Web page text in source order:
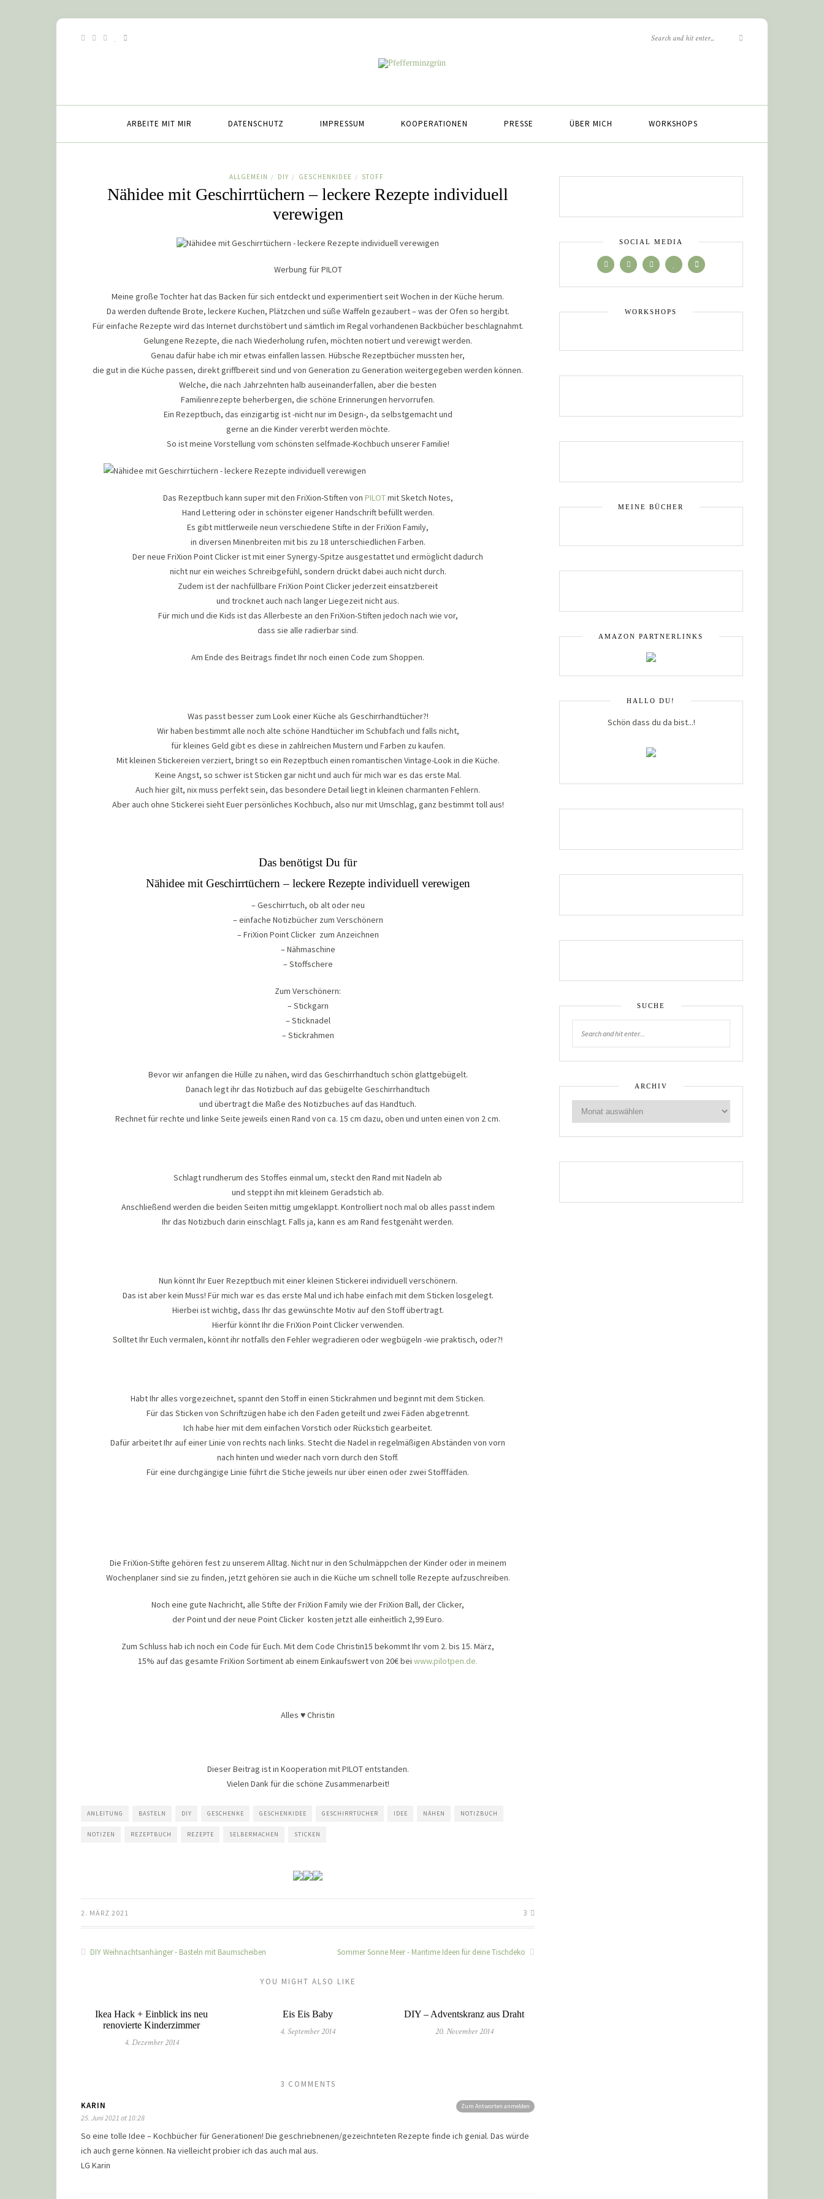
ARBEITE MIT MIR DATENSCHUTZ IMPRESSUM KOOPERATIONEN PRESSE ÜBER MICH WORKSHOPS
ALLGEMEIN / DIY / GESCHENKIDEE / STOFF
Nähidee mit Geschirrtüchern – leckere Rezepte individuell
verewigen
Werbung für PILOT
Meine große Tochter hat das Backen für sich entdeckt und experimentiert seit Wochen in der Küche herum.
Da werden duftende Brote, leckere Kuchen, Plätzchen und süße Waffeln gezaubert – was der Ofen so hergibt.
Für einfache Rezepte wird das Internet durchstöbert und sämtlich im Regal vorhandenen Backbücher beschlagnahmt.
Gelungene Rezepte, die nach Wiederholung rufen, möchten notiert und verewigt werden.
Genau dafür habe ich mir etwas einfallen lassen. Hübsche Rezeptbücher mussten her,
die gut in die Küche passen, direkt griffbereit sind und von Generation zu Generation weitergegeben werden können.
Welche, die nach Jahrzehnten halb auseinanderfallen, aber die besten
Familienrezepte beherbergen, die schöne Erinnerungen hervorrufen.
Ein Rezeptbuch, das einzigartig ist -nicht nur im Design-, da selbstgemacht und
gerne an die Kinder vererbt werden möchte.
So ist meine Vorstellung vom schönsten selfmade-Kochbuch unserer Familie!
Das Rezeptbuch kann super mit den FriXion-Stiften von PILOTmit Sketch Notes,
Hand Lettering oder in schönster eigener Handschrift befüllt werden.
Es gibt mittlerweile neun verschiedene Stifte in der FriXion Family,
in diversen Minenbreiten mit bis zu 18 unterschiedlichen Farben.
Der neue FriXion Point Clicker ist mit einer Synergy-Spitze ausgestattet und ermöglicht dadurch
nicht nur ein weiches Schreibgefühl, sondern drückt dabei auch nicht durch.
Zudem ist der nachfüllbare FriXion Point Clicker jederzeit einsatzbereit
und trocknet auch nach langer Liegezeit nicht aus.
Für mich und die Kids ist das Allerbeste an den FriXion-Stiften jedoch nach wie vor,
dass sie alle radierbar sind.
Am Ende des Beitrags findet Ihr noch einen Code zum Shoppen.
Was passt besser zum Look einer Küche als Geschirrhandtücher?!
Wir haben bestimmt alle noch alte schöne Handtücher im Schubfach und falls nicht,
für kleines Geld gibt es diese in zahlreichen Mustern und Farben zu kaufen.
Mit kleinen Stickereien verziert, bringt so ein Rezeptbuch einen romantischen Vintage-Look in die Küche.
Keine Angst, so schwer ist Sticken gar nicht und auch für mich war es das erste Mal.
Auch hier gilt, nix muss perfekt sein, das besondere Detail liegt in kleinen charmanten Fehlern.
Aber auch ohne Stickerei sieht Euer persönliches Kochbuch, also nur mit Umschlag, ganz bestimmt toll aus!
Das benötigst Du für
Nähidee mit Geschirrtüchern – leckere Rezepte individuell verewigen
– Geschirrtuch, ob alt oder neu
– einfache Notizbücher zum Verschönern
– FriXion Point Clicker zum Anzeichnen
– Nähmaschine
– Stoffschere
Zum Verschönern:
– Stickgarn
– Sticknadel
– Stickrahmen
Bevor wir anfangen die Hülle zu nähen, wird das Geschirrhandtuch schön glattgebügelt.
Danach legt ihr das Notizbuch auf das gebügelte Geschirrhandtuch
und übertragt die Maße des Notizbuches auf das Handtuch.
Rechnet für rechte und linke Seite jeweils einen Rand von ca. 15 cm dazu, oben und unten einen von 2 cm.
Schlagt rundherum des Stoffes einmal um, steckt den Rand mit Nadeln ab
und steppt ihn mit kleinem Geradstich ab.
Anschließend werden die beiden Seiten mittig umgeklappt. Kontrolliert noch mal ob alles passt indem
Ihr das Notizbuch darin einschlagt. Falls ja, kann es am Rand festgenäht werden.
Nun könnt Ihr Euer Rezeptbuch mit einer kleinen Stickerei individuell verschönern.
Das ist aber kein Muss! Für mich war es das erste Mal und ich habe einfach mit dem Sticken losgelegt.
Hierbei ist wichtig, dass Ihr das gewünschte Motiv auf den Stoff übertragt.
Hierfür könnt Ihr die FriXion Point Clicker verwenden.
Solltet Ihr Euch vermalen, könnt ihr notfalls den Fehler wegradieren oder wegbügeln -wie praktisch, oder?!
Habt Ihr alles vorgezeichnet, spannt den Stoff in einen Stickrahmen und beginnt mit dem Sticken.
Für das Sticken von Schriftzügen habe ich den Faden geteilt und zwei Fäden abgetrennt.
Ich habe hier mit dem einfachen Vorstich oder Rückstich gearbeitet.
Dafür arbeitet Ihr auf einer Linie von rechts nach links. Stecht die Nadel in regelmäßigen Abständen von vorn
nach hinten und wieder nach vorn durch den Stoff.
Für eine durchgängige Linie führt die Stiche jeweils nur über einen oder zwei Stofffäden.
Die FriXion-Stifte gehören fest zu unserem Alltag. Nicht nur in den Schulmäppchen der Kinder oder in meinem
Wochenplaner sind sie zu finden, jetzt gehören sie auch in die Küche um schnell tolle Rezepte aufzuschreiben.
Noch eine gute Nachricht, alle Stifte der FriXion Family wie der FriXion Ball, der Clicker,
der Point und der neue Point Clicker kosten jetzt alle einheitlich 2,99 Euro.
Zum Schluss hab ich noch ein Code für Euch. Mit dem Code Christin15 bekommt Ihr vom 2. bis 15. März,
15% auf das gesamte FriXion Sortiment ab einem Einkaufswert von 20€ bei www.pilotpen.de.
Alles ♥ Christin
Dieser Beitrag ist in Kooperation mit PILOT entstanden.
Vielen Dank für die schöne Zusammenarbeit!
ANLEITUNG BASTELN DIY GESCHENKE GESCHENKIDEE GESCHIRRTÜCHER IDEE NÄHEN NOTIZBUCH
NOTIZEN REZEPTBUCH REZEPTE SELBERMACHEN STICKEN
2. MÄRZ 2021 3
DIY Weihnachtsanhänger - Basteln mit Baumscheiben Sommer Sonne Meer - Maritime Ideen für deine Tischdeko
YOU MIGHT ALSO LIKE
Ikea Hack + Einblick ins neu
renovierte Kinderzimmer
4. Dezember 2014
Eis Eis Baby
4. September 2014
DIY – Adventskranz aus Draht
20. November 2014
3 COMMENTS
Zum Antworten anmelden
KARIN
25. Juni 2021 at 10:28
So eine tolle Idee – Kochbücher für Generationen! Die geschriebnenen/gezeichnteten Rezepte finde ich genial. Das würde
ich auch gerne können. Na vielleicht probier ich das auch mal aus.
LG Karin
SOCIAL MEDIA
WORKSHOPS
MEINE BÜCHER
AMAZON PARTNERLINKS
HALLO DU!
Schön dass du da bist...!
SUCHE
ARCHIV